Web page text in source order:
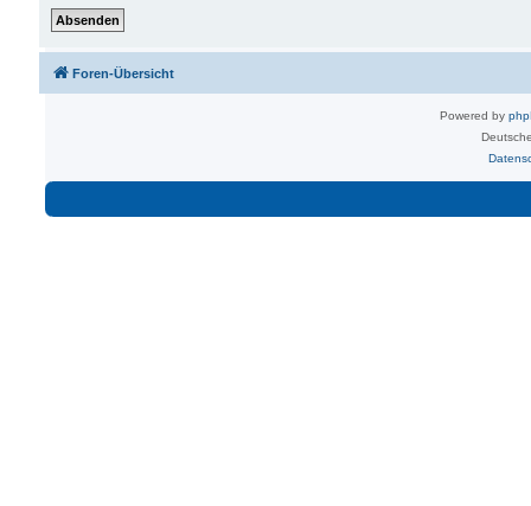
Foren-Übersicht
Powered by